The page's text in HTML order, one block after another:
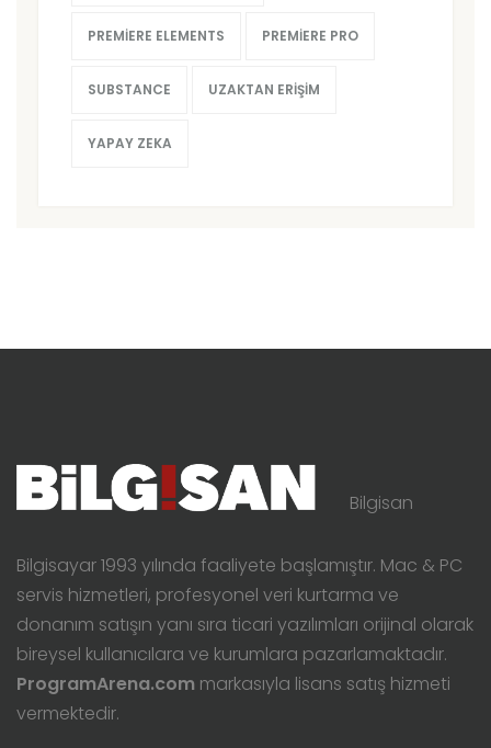
PREMIERE ELEMENTS PREMIERE PRO
SUBSTANCE UZAKTAN ERIŞIM
YAPAY ZEKA
Bilgisan
Bilgisayar 1993 yılında faaliyete başlamıştır. Mac & PC
servis hizmetleri, profesyonel veri kurtarma ve
donanım satışın yanı sıra ticari yazılımları orijinal olarak
bireysel kullanıcılara ve kurumlara pazarlamaktadır.
ProgramArena.com markasıyla lisans satış hizmeti
vermektedir.